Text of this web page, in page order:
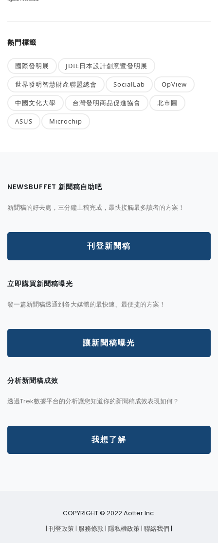
熱門標籤
國際發明展 JDIE日本設計創意暨發明展
世界發明智慧財產聯盟總會 SocialLab OpView
中國文化大學 台灣發明商品促進協會 北市圖
ASUS Microchip
NEWSBUFFET 新聞稿自助吧
新聞稿的好去處，三分鐘上稿完成，最快接觸最多讀者的方案！
刊登新聞稿
立即購買新聞稿曝光
發一篇新聞稿透通到各大媒體的最快速、最便捷的方案！
讓新聞稿曝光
分析新聞稿成效
透過Trek數據平台的分析讓您知道你的新聞稿成效表現如何？
我想了解
COPYRIGHT © 2022 Aotter Inc.
| 刊登政策| 服務條款| 隱私權政策| 聯絡我們 |